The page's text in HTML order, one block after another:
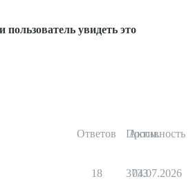
пользователь увидеть это
Ответов Просм.
Активность
18 3733
04.07.2026